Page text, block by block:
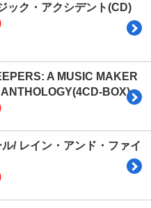
ック・アクシデント(CD)
A MUSIC MAKER
BOX)
/ レイン・アンド・ファイ